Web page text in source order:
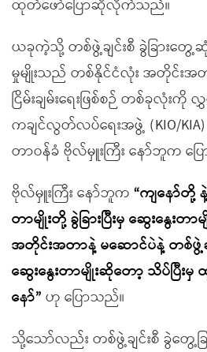
ထုတ်ဖော်ပြောဆိုလိုက်သည်။
ယခုကဲ့သို့ တစ်ဖွဲ့ချင်းစီ ခွဲခြားတွေ့
မှုမျိုးသည် တစ်နိုင်ငံလုံး အတိုင်းအတာ
ငြိမ်းချမ်းရေးဖြစ်စဉ် တစ်ခုလုံးကို လွှ
ကချင်လွတ်လပ်ရေးအဖွဲ့ (KIO/KIA)
တာဝန်ခံ ဗိုလ်မှူးကြီး နော်ဘူက ပြ
ဗိုလ်မှူးကြီး နော်ဘူက “ကျနော်တို့
တာမျိုးတို့ ခွဲခြားပြီးမှ ဆွေးနွေး
အတိုင်းအတာနဲ့ မဆောင်ပဲနဲ့ တစ်ဖွဲ့ခ
ဆွေးနွေးတာမျိုးဆိုတော့ သိပ်ပြီးမှ
နော်” ဟု ပြောသည်။
သို့သော်လည်း တစ်ဖွဲ့ချင်းစီ ခွဲတွ